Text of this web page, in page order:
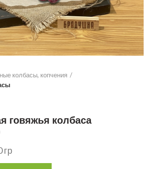
колбасы, копчения
говяжья колбаса
гр